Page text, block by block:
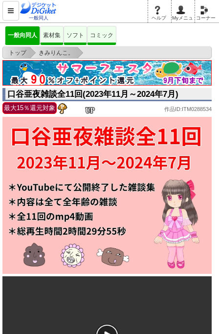
一般同人 ヘルプ Myメニュ コーナー
一般向同人 素材集 ソフト コミック
トップ > きみりんこ。
>
口谷亜夜雑談全11回(2023年11月～2024年7月)
口谷亜夜雑談全11回(2023年11月～2024年7月)
最大15％還元対象 作品ID:ITM0288534